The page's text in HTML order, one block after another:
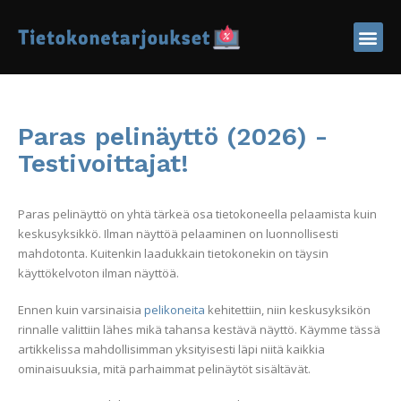
Paras pelinäyttö (2026) -
Testivoittajat!
Paras pelinäyttö on yhtä tärkeä osa tietokoneella pelaamista kuin
keskusyksikkö. Ilman näyttöä pelaaminen on luonnollisesti
mahdotonta. Kuitenkin laadukkain tietokonekin on täysin
käyttökelvoton ilman näyttöä.
Ennen kuin varsinaisia pelikoneita kehitettiin, niin keskusyksikön
rinnalle valittiin lähes mikä tahansa kestävä näyttö. Käymme tässä
artikkelissa mahdollisimman yksityisesti läpi niitä kaikkia
ominaisuuksia, mitä parhaimmat pelinäytöt sisältävät.